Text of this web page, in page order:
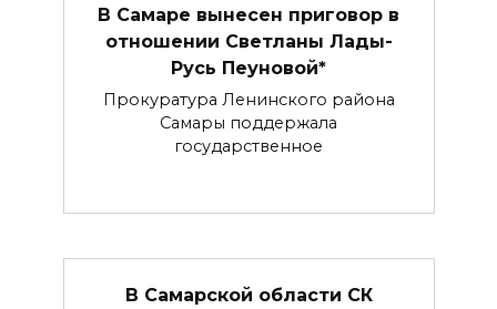
В Самаре вынесен приговор в
отношении Светланы Лады-
Русь Пеуновой*
Прокуратура Ленинского района
Самары поддержала
государственное
В Самарской области СК